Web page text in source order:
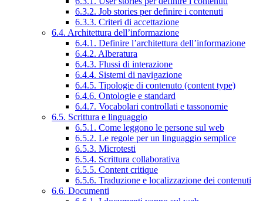
6.3.2. Job stories per definire i contenuti
6.3.3. Criteri di accettazione
6.4. Architettura dell’informazione
6.4.1. Definire l’architettura dell’informazione
6.4.2. Alberatura
6.4.3. Flussi di interazione
6.4.4. Sistemi di navigazione
6.4.5. Tipologie di contenuto (content type)
6.4.6. Ontologie e standard
6.4.7. Vocabolari controllati e tassonomie
6.5. Scrittura e linguaggio
6.5.1. Come leggono le persone sul web
6.5.2. Le regole per un linguaggio semplice
6.5.3. Microtesti
6.5.4. Scrittura collaborativa
6.5.5. Content critique
6.5.6. Traduzione e localizzazione dei contenuti
6.6. Documenti